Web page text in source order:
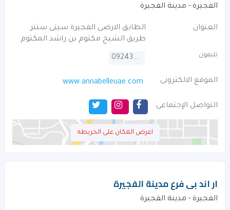
الفجيرة - مدينة الفجيرة
العنوان
الطابق الارضى الفجيرة سيتى سنتر
طريق الشيخ مكتوم بن راشد المكتوم
تليفون 092430663
الموقع الالكترونى www.annabelleuae.com
التواصل الإجتماعى
اعرض المكان على الخريطه
ار اند بى فرع مدينة الفجيرة
الفجيرة - مدينة الفجيرة